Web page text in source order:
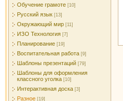
Обучение грамоте [10]
Русский язык [13]
Окружающий мир [11]
ИЗО Технология [7]
Планирование [19]
Воспитательная работа [9]
Шаблоны презентаций [79]
Шаблоны для оформления
классного уголка [10]
Интерактивная доска [3]
Разное [19]